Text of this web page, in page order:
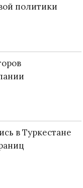
политики
в Туркестане